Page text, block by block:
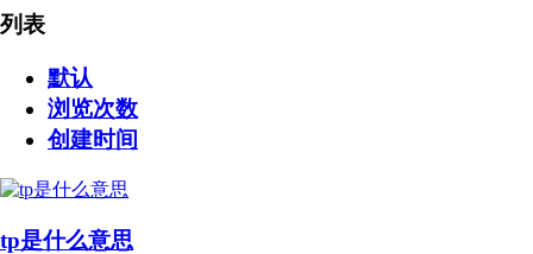
列表
默认
浏览次数
创建时间
tp是什么意思